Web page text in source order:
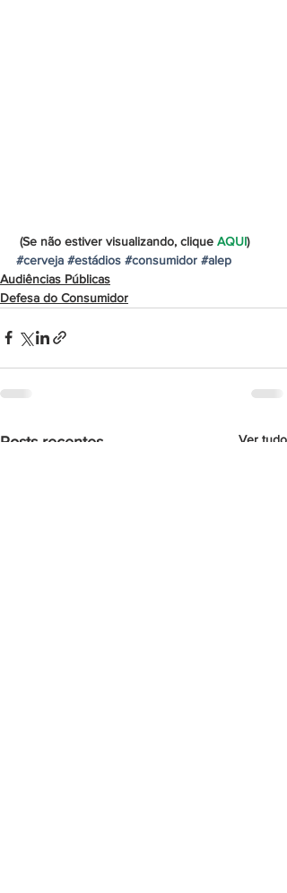
(Se não estiver visualizando, clique AQUI)
#cerveja #estádios #consumidor #alep
Audiências Públicas
Defesa do Consumidor
Posts recentes Ver tudo